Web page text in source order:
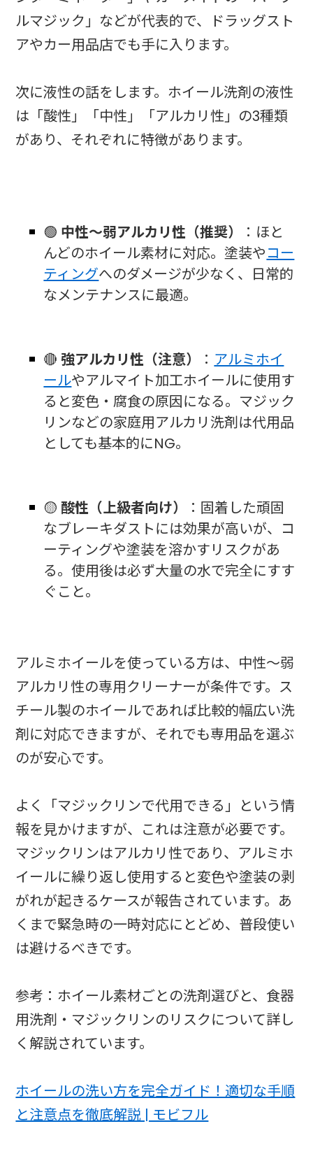
ルマジック」などが代表的で、ドラッグスト
アやカー用品店でも手に入ります。
次に液性の話をします。ホイール洗剤の液性
は「酸性」「中性」「アルカリ性」の3種類
があり、それぞれに特徴があります。
🟢 中性〜弱アルカリ性（推奨）
：ほと
んどのホイール素材に対応。塗装やコー
ティングへのダメージが少なく、日常的
なメンテナンスに最適。
🔴 強アルカリ性（注意） ： アルミホイ
ールやアルマイト加工ホイールに使用す
ると変色・腐食の原因になる。マジック
リンなどの家庭用アルカリ洗剤は代用品
としても基本的にNG。
🟡 酸性（上級者向け）
：固着した頑固
なブレーキダストには効果が高いが、コ
ーティングや塗装を溶かすリスクがあ
る。使用後は必ず大量の水で完全にすす
ぐこと。
アルミホイールを使っている方は、中性〜弱
アルカリ性の専用クリーナーが条件です。ス
チール製のホイールであれば比較的幅広い洗
剤に対応できますが、それでも専用品を選ぶ
のが安心です。
よく「マジックリンで代用できる」という情
報を見かけますが、これは注意が必要です。
マジックリンはアルカリ性であり、アルミホ
イールに繰り返し使用すると変色や塗装の剥
がれが起きるケースが報告されています。あ
くまで緊急時の一時対応にとどめ、普段使い
は避けるべきです。
参考：ホイール素材ごとの洗剤選びと、食器
用洗剤・マジックリンのリスクについて詳し
く解説されています。
ホイールの洗い方を完全ガイド！適切な手順
と注意点を徹底解説 | モビフル